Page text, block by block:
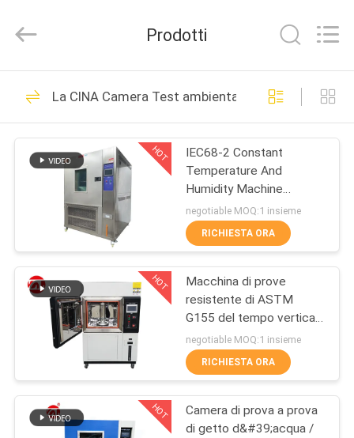
CASA
PRODOTTI
CIRCA
NOI
GIRO
DELLA
FABBRICA
CONTROLLO
Instrument
Technology
All
Reserved.
Macchina di prova
di gomma
268
Macchina di
vulcanizzazione
della stampa
43
70
Prodotti
La CINA Camera Test ambientali
HOT
IEC68-2 Constant
Temperature And
Humidity Machine
programmabile
negotiable MOQ:1 insieme
RICHIESTA ORA
HOT
Macchina di prove
resistente di ASTM
G155 del tempo verticale
della lampada allo xeno
negotiable MOQ:1 insieme
RICHIESTA ORA
HOT
Camera di prova a prova
di getto d&#39;acqua /